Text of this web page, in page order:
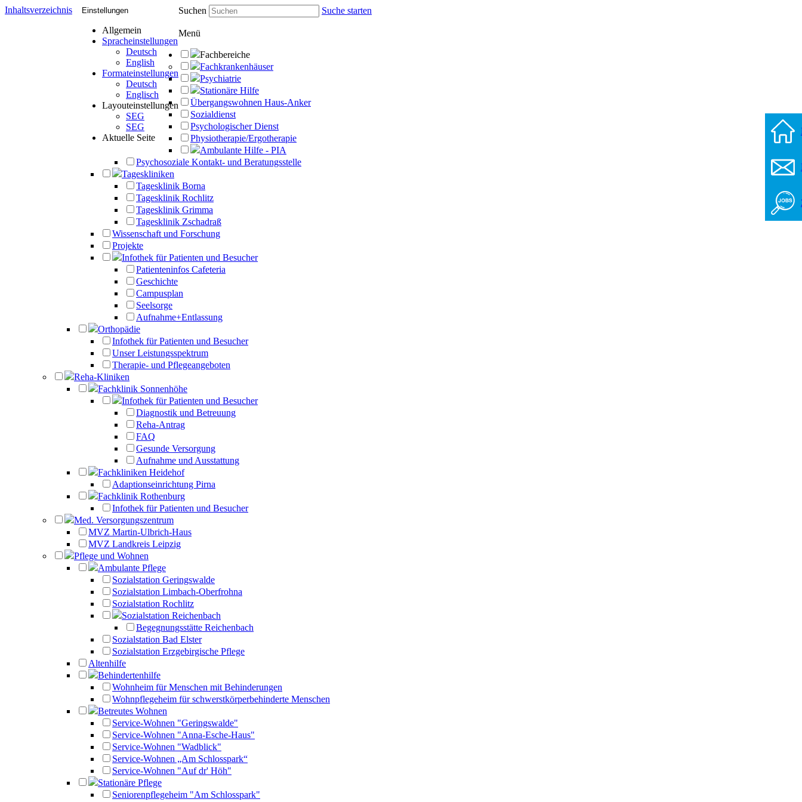
Inhaltsverzeichnis Einstellungen
Allgemein
Spracheinstellungen
Deutsch
English
Formateinstellungen
Deutsch
Englisch
Layouteinstellungen
SEG
SEG
Aktuelle Seite
Suchen Suche starten
Menü
Fachbereiche
Fachkrankenhäuser
Psychiatrie
Stationäre Hilfe
Übergangswohnen Haus-Anker
Sozialdienst
Psychologischer Dienst
Physiotherapie/Ergotherapie
Ambulante Hilfe - PIA
Psychosoziale Kontakt- und Beratungsstelle
Tageskliniken
Tagesklinik Borna
Tagesklinik Rochlitz
Tagesklinik Grimma
Tagesklinik Zschadraß
Wissenschaft und Forschung
Projekte
Infothek für Patienten und Besucher
Patienteninfos Cafeteria
Geschichte
Campusplan
Seelsorge
Aufnahme+Entlassung
Orthopädie
Infothek für Patienten und Besucher
Unser Leistungsspektrum
Therapie- und Pflegeangeboten
Reha-Kliniken
Fachklinik Sonnenhöhe
Infothek für Patienten und Besucher
Diagnostik und Betreuung
Reha-Antrag
FAQ
Gesunde Versorgung
Aufnahme und Ausstattung
Fachkliniken Heidehof
Adaptionseinrichtung Pirna
Fachklinik Rothenburg
Infothek für Patienten und Besucher
Med. Versorgungszentrum
MVZ Martin-Ulbrich-Haus
MVZ Landkreis Leipzig
Pflege und Wohnen
Ambulante Pflege
Sozialstation Geringswalde
Sozialstation Limbach-Oberfrohna
Sozialstation Rochlitz
Sozialstation Reichenbach
Begegnungsstätte Reichenbach
Sozialstation Bad Elster
Sozialstation Erzgebirgische Pflege
Altenhilfe
Behindertenhilfe
Wohnheim für Menschen mit Behinderungen
Wohnpflegeheim für schwerstkörperbehinderte Menschen
Betreutes Wohnen
Service-Wohnen "Geringswalde"
Service-Wohnen "Anna-Esche-Haus"
Service-Wohnen "Wadblick"
Service-Wohnen „Am Schlosspark“
Service-Wohnen "Auf dr' Höh"
Stationäre Pflege
Seniorenpflegeheim "Am Schlosspark"